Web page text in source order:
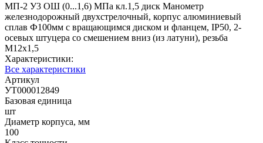
МП-2 У3 ОШ (0...1,6) МПа кл.1,5 диск Манометр
железнодорожный двухстрелочный, корпус алюминиевый
сплав Ф100мм с вращающимся диском и фланцем, IP50, 2-
осевых штуцера со смешением вниз (из латуни), резьба
М12х1,5
Характеристики:
Все характеристики
Артикул
УТ000012849
Базовая единица
шт
Диаметр корпуса, мм
100